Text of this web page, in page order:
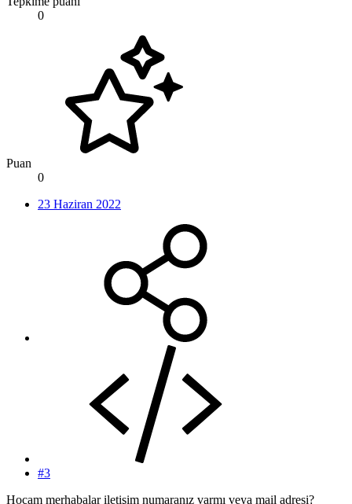
0
Puan
0
23 Haziran 2022
#3
Hocam merhabalar iletişim numaranız varmı veya mail adresi?